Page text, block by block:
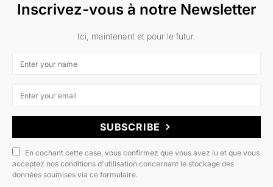
Inscrivez-vous à notre Newsletter
Ici, maintenant et pour le futur.
SUBSCRIBE
En cochant cette case, vous confirmez que vous avez lu et que vous
acceptez nos conditions d'utilisation concernant le stockage des
données soumises via ce formulaire.